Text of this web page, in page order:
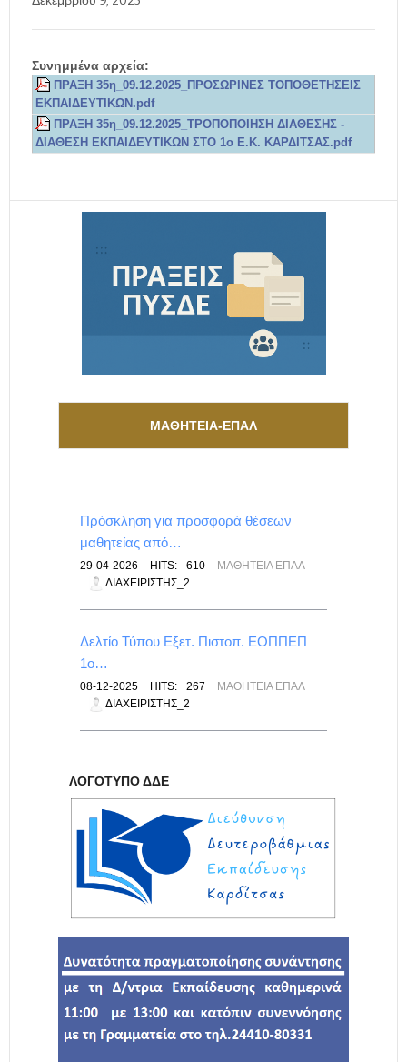
Συνημμένα αρχεία:
ΠΡΑΞΗ 35η_09.12.2025_ΠΡΟΣΩΡΙΝΕΣ ΤΟΠΟΘΕΤΗΣΕΙΣ
ΕΚΠΑΙΔΕΥΤΙΚΩΝ.pdf
ΠΡΑΞΗ 35η_09.12.2025_ΤΡΟΠΟΠΟΙΗΣΗ ΔΙΑΘΕΣΗΣ -
ΔΙΑΘΕΣΗ ΕΚΠΑΙΔΕΥΤΙΚΩΝ ΣΤΟ 1ο Ε.Κ. ΚΑΡΔΙΤΣΑΣ.pdf
ΜΑΘΗΤΕΙΑ-ΕΠΑΛ
Πρόσκληση για προσφορά θέσεων
μαθητείας από…
29-04-2026 HITS: 610
ΜΑΘΗΤΕΊΑ ΕΠΑΛ
ΔΙΑΧΕΙΡΙΣΤΉΣ_2
Δελτίο Τύπου Εξετ. Πιστοπ. ΕΟΠΠΕΠ
1ο…
08-12-2025 HITS: 267
ΜΑΘΗΤΕΊΑ ΕΠΑΛ
ΔΙΑΧΕΙΡΙΣΤΉΣ_2
ΛΟΓΌΤΥΠΟ ΔΔΕ